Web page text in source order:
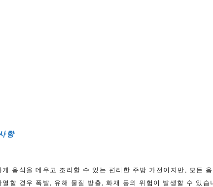
항
음식을 데우고 조리할 수 있는 편리한 주방 가전이지만, 모든 음
할 경우 폭발, 유해 물질 방출, 화재 등의 위험이 발생할 수 있습